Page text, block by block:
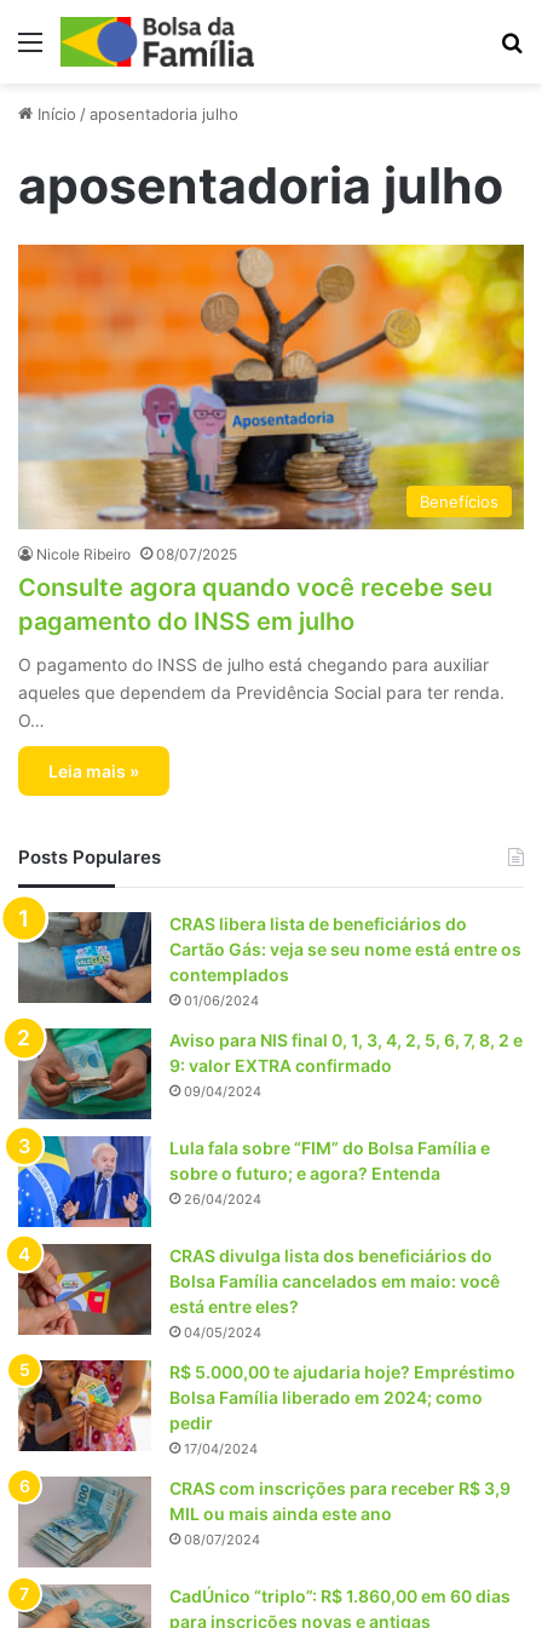
Menu
Início /aposentadoria julho
aposentadoria julho
Benefícios
Nicole Ribeiro 08/07/2025
Consulte agora quando você recebe seu
pagamento do INSS em julho
O pagamento do INSS de julho está chegando para auxiliar
aqueles que dependem da Previdência Social para ter renda.
O…
Leia mais »
Posts Populares
CRAS libera lista de beneficiários do
Cartão Gás: veja se seu nome está entre os
contemplados
01/06/2024
Aviso para NIS final 0, 1, 3, 4, 2, 5, 6, 7, 8, 2 e
9: valor EXTRA confirmado
09/04/2024
Lula fala sobre “FIM” do Bolsa Família e
sobre o futuro; e agora? Entenda
26/04/2024
CRAS divulga lista dos beneficiários do
Bolsa Família cancelados em maio: você
está entre eles?
04/05/2024
R$ 5.000,00 te ajudaria hoje? Empréstimo
Bolsa Família liberado em 2024; como
pedir
17/04/2024
CRAS com inscrições para receber R$ 3,9
MIL ou mais ainda este ano
08/07/2024
CadÚnico “triplo”: R$ 1.860,00 em 60 dias
para inscrições novas e antigas